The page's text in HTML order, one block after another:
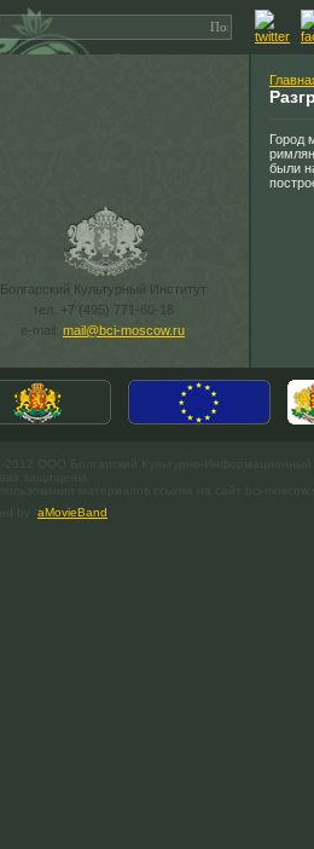
Болгарский Культурный Институт
тел. +7 (495) 771-60-18
e-mail: mail@bci-moscow.ru
Город
были
aMovieBand